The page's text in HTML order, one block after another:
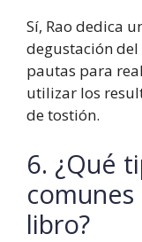
Sí, Rao dedica
degustación
pautas para
utilizar los
de tostión.
6. ¿Qué
libro?